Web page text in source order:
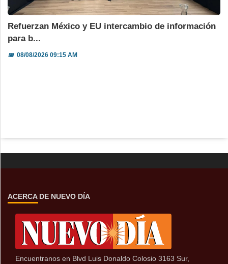
Refuerzan México y EU intercambio de información
para b...
📅08/08/2026 09:15 AM
ACERCA DE NUEVO DÍA
Encuentranos en Blvd Luis Donaldo Colosio 3163 Sur,